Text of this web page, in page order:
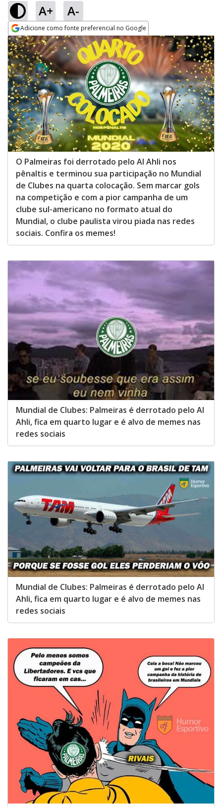
A+ A-
Adicione como fonte preferencial no Google
Opens in new window
O Palmeiras foi derrotado pelo Al Ahli nos
pênaltis e terminou sua participação no Mundial
de Clubes na quarta colocação. Sem marcar gols
na competição e com a pior campanha de um
clube sul-americano no formato atual do
Mundial, o clube paulista virou piada nas redes
sociais. Confira os memes!
Mundial de Clubes: Palmeiras é derrotado pelo Al
Ahli, fica em quarto lugar e é alvo de memes nas
redes sociais
Mundial de Clubes: Palmeiras é derrotado pelo Al
Ahli, fica em quarto lugar e é alvo de memes nas
redes sociais